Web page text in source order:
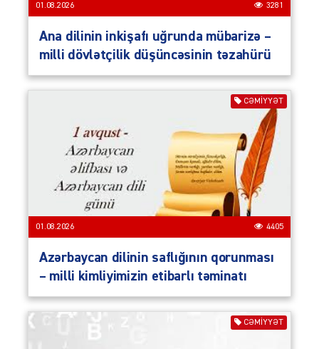
01.08.2026 3281
Ana dilinin inkişafı uğrunda mübarizə –
milli dövlətçilik düşüncəsinin təzahürü
CƏMIYYƏT
01.08.2026 4405
Azərbaycan dilinin saflığının qorunması
– milli kimliyimizin etibarlı təminatı
CƏMIYYƏT